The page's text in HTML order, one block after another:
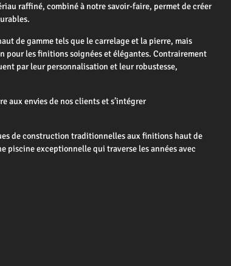
raffiné, combiné à notre savoir-faire, permet de créer
de gamme tels que le carrelage et la pierre, mais
pour les finitions soignées et élégantes. Contrairement
par leur personnalisation et leur robustesse,
aux envies de nos clients et s’intégrer
de construction traditionnelles aux finitions haut de
piscine exceptionnelle qui traverse les années avec